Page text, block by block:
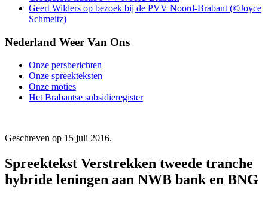
Geert Wilders op bezoek bij de PVV Noord-Brabant (©Joyce
Schmeitz)
Nederland Weer Van Ons
Onze persberichten
Onze spreekteksten
Onze moties
Het Brabantse subsidieregister
Geschreven op 15 juli 2016.
Spreektekst Verstrekken tweede tranche
hybride leningen aan NWB bank en BNG